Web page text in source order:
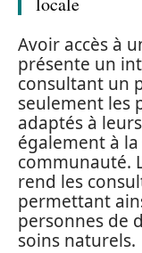
Avoir accès à
présente un
consultant un
seulement les
adaptés à
également à
communauté.
rend les
permettant
personnes de
soins naturels.